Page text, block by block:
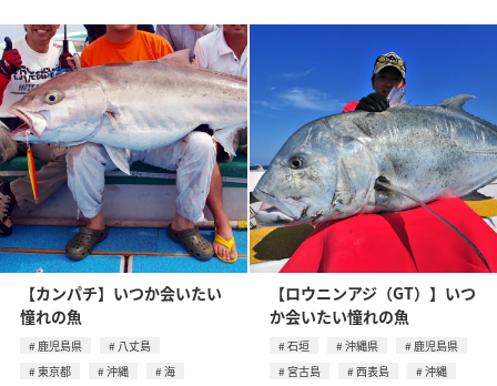
【カンパチ】いつか会いたい
憧れの魚
鹿児島県
八丈島
東京都
沖縄
海
【ロウニンアジ（GT）】いつ
か会いたい憧れの魚
石垣 沖縄県
鹿児島県
宮古島
西表島
沖縄